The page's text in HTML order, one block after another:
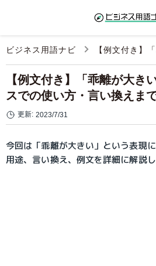
ビジネス用語ナビ 【例文付き】
【例文付き】「乖離が大き
スでの使い方・言い換えま
更新: 2023/7/31
今回は「乖離が大きい」という表現
用途、言い換え、例文を詳細に解説し